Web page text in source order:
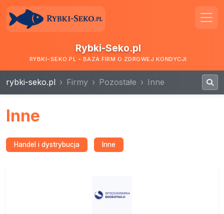
Rybki-Seko.pl
RYBKI-SEKO.PL - BAZA FIRM O ZDROWEJ KONDYCJI
rybki-seko.pl Firmy Pozostałe Inne
Inne
Handel i dystrybucja Inne